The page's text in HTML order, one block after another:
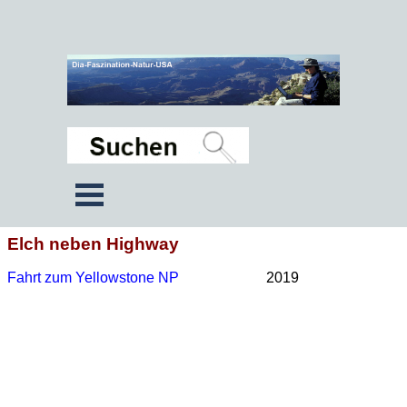
Elch neben Highway
Fahrt zum Yellowstone NP 2019